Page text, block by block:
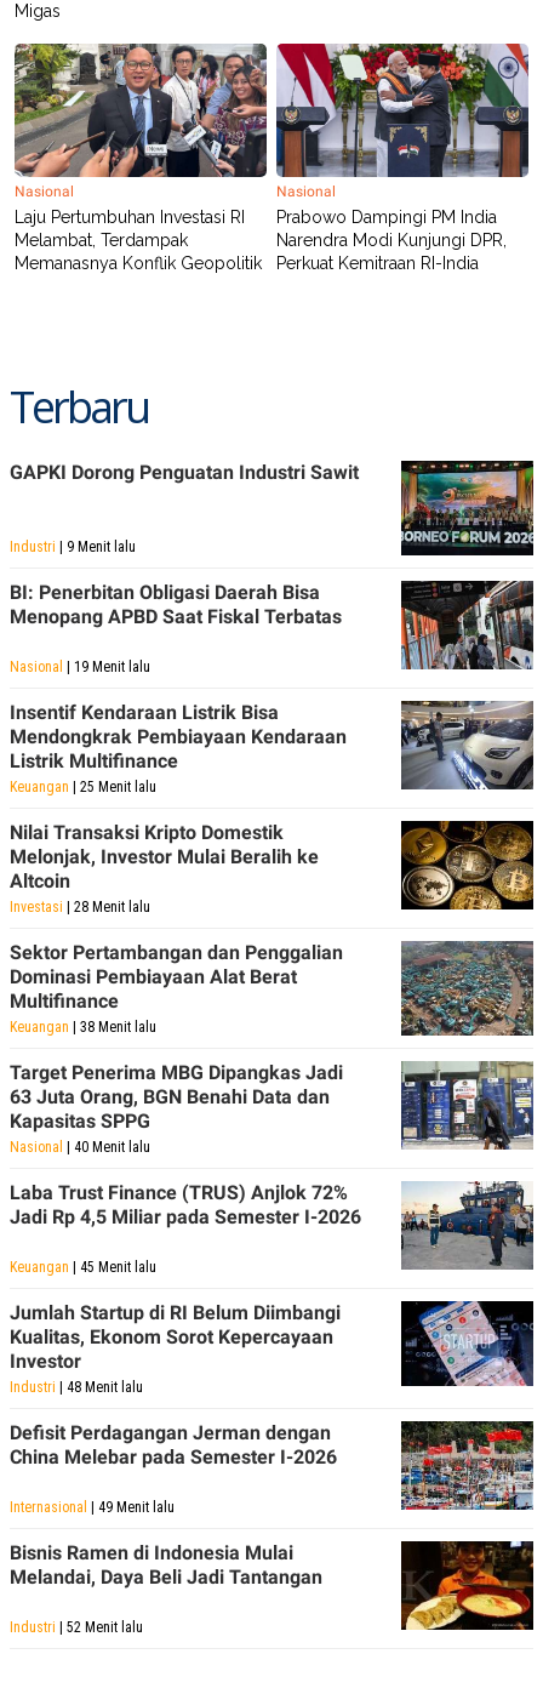
Migas
Nasional
Laju Pertumbuhan Investasi RI
Melambat, Terdampak
Memanasnya Konflik Geopolitik
Nasional
Prabowo Dampingi PM India
Narendra Modi Kunjungi DPR,
Perkuat Kemitraan RI-India
Terbaru
GAPKI Dorong Penguatan Industri Sawit
Industri | 9 Menit lalu
BI: Penerbitan Obligasi Daerah Bisa
Menopang APBD Saat Fiskal Terbatas
Nasional | 19 Menit lalu
Insentif Kendaraan Listrik Bisa
Mendongkrak Pembiayaan Kendaraan
Listrik Multifinance
Keuangan | 25 Menit lalu
Nilai Transaksi Kripto Domestik
Melonjak, Investor Mulai Beralih ke
Altcoin
Investasi | 28 Menit lalu
Sektor Pertambangan dan Penggalian
Dominasi Pembiayaan Alat Berat
Multifinance
Keuangan | 38 Menit lalu
Target Penerima MBG Dipangkas Jadi
63 Juta Orang, BGN Benahi Data dan
Kapasitas SPPG
Nasional | 40 Menit lalu
Laba Trust Finance (TRUS) Anjlok 72%
Jadi Rp 4,5 Miliar pada Semester I-2026
Keuangan | 45 Menit lalu
Jumlah Startup di RI Belum Diimbangi
Kualitas, Ekonom Sorot Kepercayaan
Investor
Industri | 48 Menit lalu
Defisit Perdagangan Jerman dengan
China Melebar pada Semester I-2026
Internasional | 49 Menit lalu
Bisnis Ramen di Indonesia Mulai
Melandai, Daya Beli Jadi Tantangan
Industri | 52 Menit lalu